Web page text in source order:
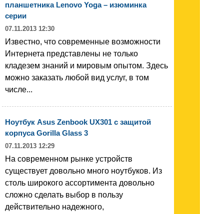
планшетника Lenovo Yoga – изюминка
серии
07.11.2013 12:30
Известно, что современные возможности
Интернета представлены не только
кладезем знаний и мировым опытом. Здесь
можно заказать любой вид услуг, в том
числе...
Ноутбук Asus Zenbook UX301 с защитой
корпуса Gorilla Glass 3
07.11.2013 12:29
На современном рынке устройств
существует довольно много ноутбуков. Из
столь широкого ассортимента довольно
сложно сделать выбор в пользу
действительно надежного,